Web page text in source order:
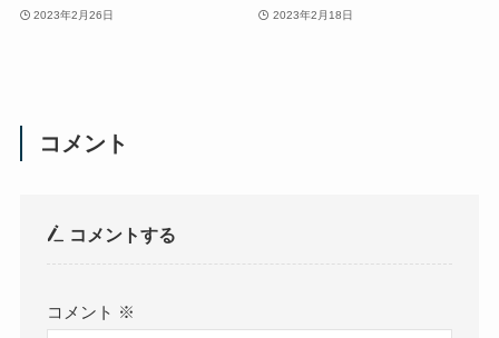
2023年2月26日 2023年2月18日
コメント
コメントする
コメント ※